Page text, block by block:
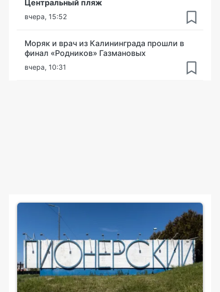
Центральный пляж
вчера, 15:52
Моряк и врач из Калининграда прошли в
финал «Родников» Газмановых
вчера, 10:31